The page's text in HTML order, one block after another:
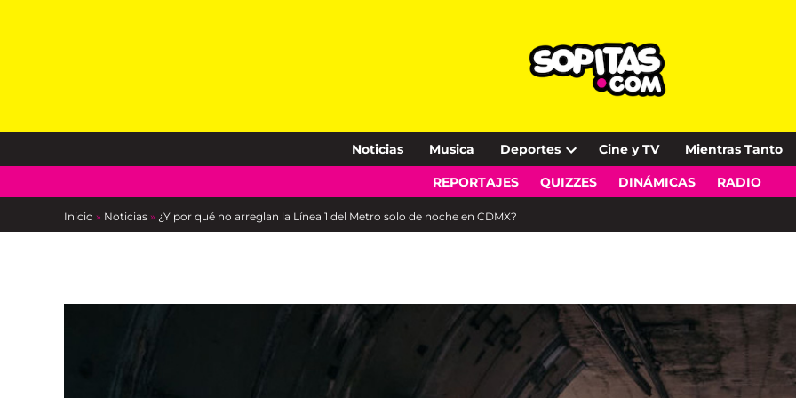
Noticias Musica Deportes
Open
dropdown
Cine y TV Mientras Tanto
REPORTAJES QUIZZES DINÁMICAS RADIO
Inicio » Noticias » ¿Y por qué no arreglan la Línea 1 del Metro solo de noche en CDMX?